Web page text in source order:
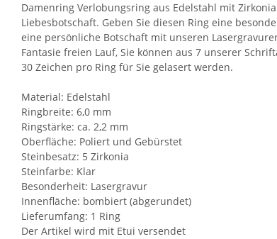
Damenring Verlobungsring aus Edelstahl mit
Liebesbotschaft. Geben Sie diesen Ring eine
eine persönliche Botschaft mit unseren
Fantasie freien Lauf, Sie können aus 7 unserer
30 Zeichen pro Ring für Sie gelasert werden.
Material: Edelstahl
Ringbreite: 6,0 mm
Ringstärke: ca. 2,2 mm
Oberfläche: Poliert und Gebürstet
Steinbesatz: 5 Zirkonia
Steinfarbe: Klar
Besonderheit: Lasergravur
Innenfläche: bombiert (abgerundet)
Lieferumfang: 1 Ring
Der Artikel wird mit Etui versendet